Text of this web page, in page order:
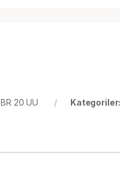
20 UU